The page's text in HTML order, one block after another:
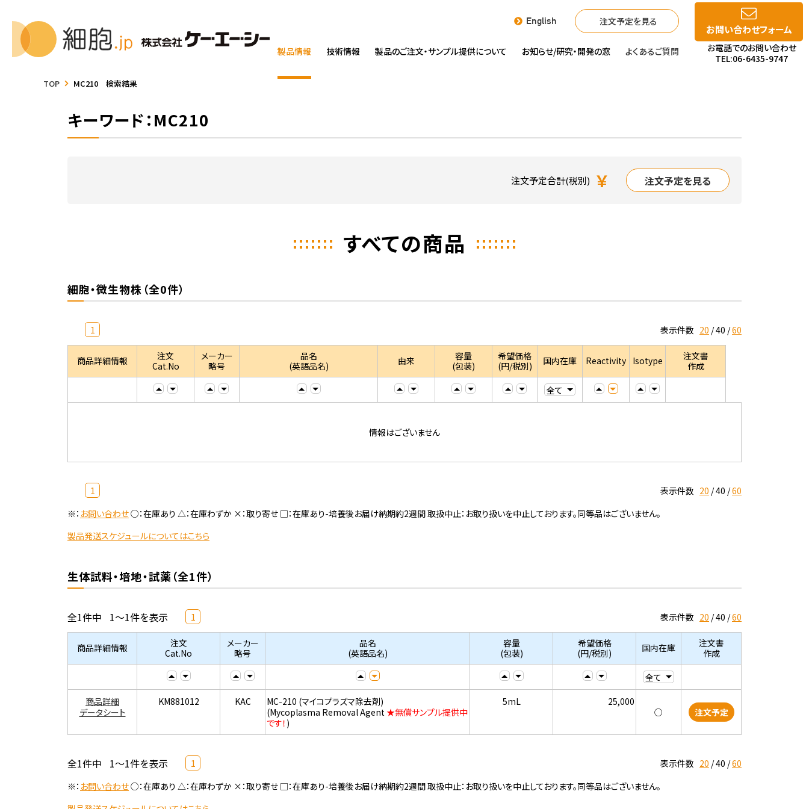
English 注文予定を見る
製品情報 技術情報 製品のご注文・サンプル提供について お知らせ/研究・開発の窓 よくあるご質問
お問い合わせフォーム
お電話でのお問い合わせ
TEL:06-6435-9747
TOP MC210 検索結果
キーワード：MC210
注文予定合計(税別) ￥ 注文予定を見る
すべての商品
細胞・微生物株（全0件）
1 表示件数 20 40 60
商品詳細情報
注文
Cat.No
メーカー
略号
品名
(英語品名)
由来
容量
(包装)
希望価格
(円/税別)
国内在庫 Reactivity Isotype
注文書
作成
情報はございません
1 表示件数 20 40 60
※： お問い合わせ○：在庫あり △：在庫わずか ×：取り寄せ □：在庫あり-培養後お届け納期約2週間 取扱中止：お取り扱いを中止しております。同等品はございません。
製品発送スケジュールについてはこちら
生体試料・培地・試薬（全1件）
全1件中 1～1件を表示 1 表示件数 20 40 60
商品詳細情報
注文
Cat.No
メーカー
略号
品名
(英語品名)
容量
(包装)
希望価格
(円/税別)
国内在庫
注文書
作成
商品詳細
データシート
KM881012 KAC
MC-210 (マイコプラズマ除去剤)
(Mycoplasma Removal Agent★無償サンプル提供中
です！ )
5mL
25,000
○
注文予定
全1件中 1～1件を表示 1 表示件数 20 40 60
※： お問い合わせ○：在庫あり △：在庫わずか ×：取り寄せ □：在庫あり-培養後お届け納期約2週間 取扱中止：お取り扱いを中止しております。同等品はございません。